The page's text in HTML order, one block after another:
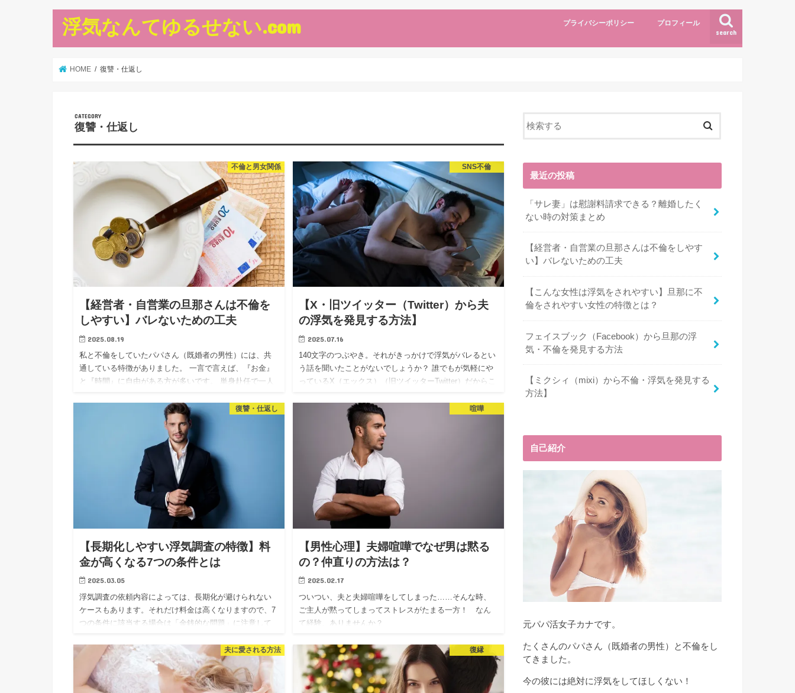
浮気なんてゆるせない.com search
プライバシーポリシー プロフィール
HOME 復讐・仕返し
復讐・仕返し
不倫と男女関係
【経営者・自営業の旦那さんは不倫を
しやすい】バレないための工夫
2025.08.19
私と不倫をしていたパパさん（既婚者の男性）には、共
通している特徴がありました。 一言で言えば、『お金』
と『時間』に自由がある方が多いです。 単身赴任で一人
SNS不倫
【X・旧ツイッター（Twitter）から夫
の浮気を発見する方法】
2025.07.16
140文字のつぶやき。それがきっかけで浮気がバレるとい
う話を聞いたことがないでしょうか？ 誰でもが気軽にや
っているX（エックス）（旧ツイッターTwitter）だからこ
復讐・仕返し
【長期化しやすい浮気調査の特徴】料
金が高くなる7つの条件とは
2025.03.05
浮気調査の依頼内容によっては、長期化が避けられない
ケースもあります。それだけ料金は高くなりますので、7
つの条件に該当する場合は「金銭的な問題」に注意して
上がるため、証拠が集まりづらくなります。しっかりと
調査員と打ち合わせを行い、調査方針を固めていきまし
ょう。
喧嘩
【男性心理】夫婦喧嘩でなぜ男は黙る
の？仲直りの方法は？
2025.02.17
ついつい、夫と夫婦喧嘩をしてしまった……そんな時、
ご主人が黙ってしまってストレスがたまる一方！ なん
て経験、ありませんか？
が、謝り方や解決方法を間違えると、仲直りをすること
ができず、最後は大きなケンカに発展してしまうことも
あります。
今回は、夫が黙ってしまった夫婦喧嘩の仲直りの方法
夫に愛される方法 復縁
最近の投稿
「サレ妻」は慰謝料請求できる？離婚したく
ない時の対策まとめ
【経営者・自営業の旦那さんは不倫をしやす
い】バレないための工夫
【こんな女性は浮気をされやすい】旦那に不
倫をされやすい女性の特徴とは？
フェイスブック（Facebook）から旦那の浮
気・不倫を発見する方法
【ミクシィ（mixi）から不倫・浮気を発見する
方法】
自己紹介
元パパ活女子カナです。
たくさんのパパさん（既婚者の男性）と不倫をし
てきました。
今の彼には絶対に浮気をしてほしくない！